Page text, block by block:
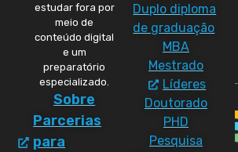
estudar fora por
meio de
conteúdo digital
e um
preparatório
especializado.
Sobre
Parcerias
para
Duplo diploma
de graduação
MBA
Mestrado
Líderes
Doutorado
PHD
Pesquisa